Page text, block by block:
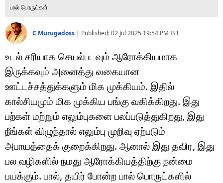
பால் பொருட்கள்
C Murugadoss | Published:02 Jul 2025 19:54 PM IST
உடல் சரியாக செயல்படவும் ஆரோக்கியமாக
இருக்கவும் அனைத்து வகையான
ஊட்டச்சத்துக்களும் மிக முக்கியம். இதில்
கால்சியமும் மிக முக்கிய பங்கு வகிக்கிறது. இது
பற்கள் மற்றும் எலும்புகளை பலப்படுத்துகிறது, இது
நீங்கள் விழுந்தால் எலும்பு முறிவு ஏற்படும்
அபாயத்தைக் குறைக்கிறது. ஆனால் இது தவிர, இது
பல வழிகளில் நமது ஆரோக்கியத்திற்கு நன்மை
பயக்கும். பால், தயிர் போன்ற பால் பொருட்களில்